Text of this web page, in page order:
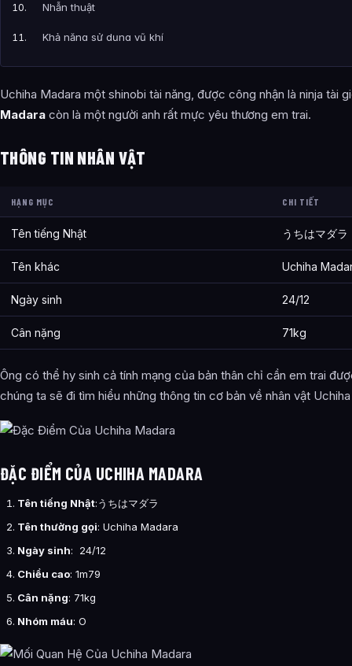
Nhẫn thuật
Khả năng sử dụng vũ khí
Biến đổi tự nhiên
Bài Viết Liên Quan
Tìm Hiểu Nhân Vật Uchiha Madara shinobi Tài Giỏi Nhất Lịch
Sức mạnh và khả năng của Tìm Hiểu Nhân Vật Uchiha
Uchiha Madara một shinobi tài năng, được công nhận là ninja tài
Madara còn là một người anh rất mực yêu thương em trai.
THÔNG TIN NHÂN VẬT
HẠNG MỤC CHI TIẾT
Tên tiếng Nhật うちはマダラ
Tên khác Uchiha
Ngày sinh 24/12
Cân nặng 71kg
Ông có thể hy sinh cả tính mạng của bản thân chỉ cần em trai
chúng ta sẽ đi tìm hiểu những thông tin cơ bản về nhân vật
ĐẶC ĐIỂM CỦA UCHIHA MADARA
Tên tiếng Nhật:うちはマダラ
Tên thường gọi: Uchiha Madara
Ngày sinh: 24/12
Chiều cao: 1m79
Cân nặng: 71kg
Nhóm máu: O